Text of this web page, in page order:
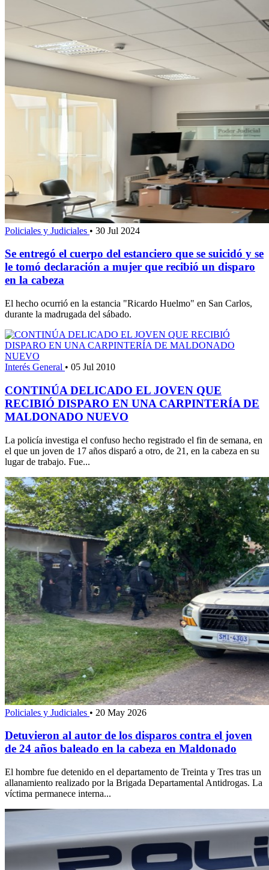
Policiales y Judiciales • 30 Jul 2024
Se entregó el cuerpo del estanciero que se suicidó y se
le tomó declaración a mujer que recibió un disparo
en la cabeza
El hecho ocurrió en la estancia "Ricardo Huelmo" en San Carlos,
durante la madrugada del sábado.
Interés General • 05 Jul 2010
CONTINÚA DELICADO EL JOVEN QUE
RECIBIÓ DISPARO EN UNA CARPINTERÍA DE
MALDONADO NUEVO
La policía investiga el confuso hecho registrado el fin de semana, en
el que un joven de 17 años disparó a otro, de 21, en la cabeza en su
lugar de trabajo. Fue...
Policiales y Judiciales • 20 May 2026
Detuvieron al autor de los disparos contra el joven
de 24 años baleado en la cabeza en Maldonado
El hombre fue detenido en el departamento de Treinta y Tres tras un
allanamiento realizado por la Brigada Departamental Antidrogas. La
víctima permanece interna...